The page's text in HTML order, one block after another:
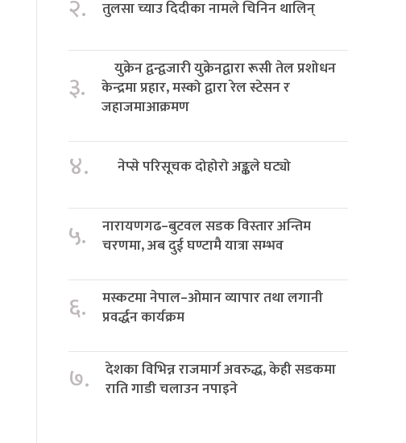
२. तुलसा च्याउ दिदीका नामले चिनिन थालिन्
३.
युक्रेन द्वन्द्वजारी युक्रेनद्वारा रूसी तेल प्रशोधन
केन्द्रमा प्रहार, मस्को द्वारा रेल स्टेसन र
जहाजमाआक्रमण
४. नेप्से परिसूचक दोहोरो अङ्कले घट्यो
५.
नारायणगढ–बुटवल सडक विस्तार अन्तिम
चरणमा, अब दुई घण्टामै यात्रा सम्भव
६.
मस्कटमा नेपाल–ओमान व्यापार तथा लगानी
प्रवर्द्धन कार्यक्रम
७.
देशका विभिन्न राजमार्ग अवरुद्ध, केही सडकमा
राति गाडी चलाउन नपाइने